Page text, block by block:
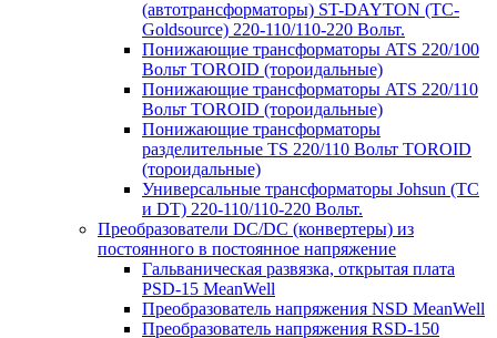
(автотрансформаторы) ST-DAYTON (TC-
Goldsource) 220-110/110-220 Вольт.
Понижающие трансформаторы ATS 220/100
Вольт TOROID (тороидальные)
Понижающие трансформаторы ATS 220/110
Вольт TOROID (тороидальные)
Понижающие трансформаторы
разделительные TS 220/110 Вольт TOROID
(тороидальные)
Универсальные трансформаторы Johsun (TС
и DT) 220-110/110-220 Вольт.
Преобразователи DC/DC (конвертеры) из
постоянного в постоянное напряжение
Гальваническая развязка, открытая плата
PSD-15 MeanWell
Преобразователь напряжения NSD MeanWell
Преобразователь напряжения RSD-150